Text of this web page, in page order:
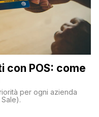
con POS: come
per ogni azienda